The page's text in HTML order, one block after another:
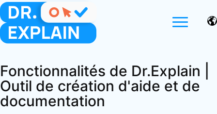
Fonctionnalités de Dr.Explain |
Outil de création d'aide et de
documentation